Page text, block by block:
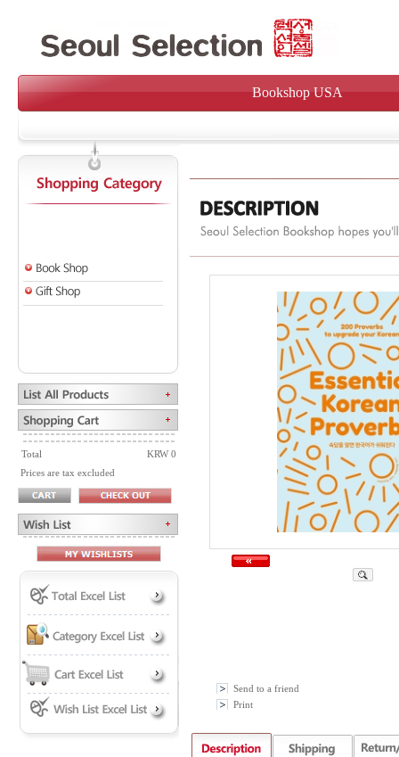
Bookshop USA
Total
KRW 0
Prices are tax excluded
Send to a friend
Print